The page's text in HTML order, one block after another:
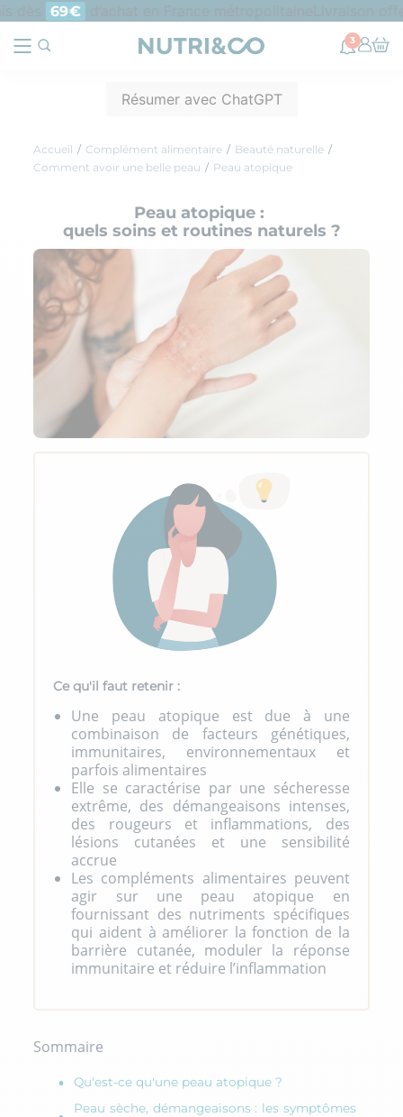
69€ d’achat en France métropolitaine
3
Résumer avec ChatGPT
Accueil Complément alimentaire
Beauté naturelle
Comment avoir une belle peau
Peau atopique
Peau atopique :
quels soins et routines naturels ?
Ce qu'il faut retenir :
Une peau atopique est due à une
combinaison de facteurs génétiques,
immunitaires, environnementaux et
parfois alimentaires
Elle se caractérise par une sécheresse
extrême, des démangeaisons intenses,
des rougeurs et inflammations, des
lésions cutanées et une sensibilité
accrue
Les compléments alimentaires peuvent
agir sur une peau atopique en
fournissant des nutriments spécifiques
qui aident à améliorer la fonction de la
barrière cutanée, moduler la réponse
immunitaire et réduire l’inflammation
Sommaire
Qu'est-ce qu'une peau atopique ?
Peau sèche, démangeaisons : les symptômes